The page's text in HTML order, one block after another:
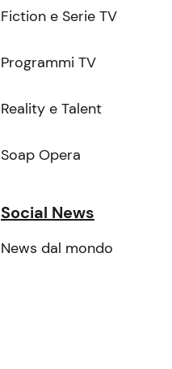
Fiction e Serie TV
Programmi TV
Reality e Talent
Soap Opera
Social News
News dal mondo